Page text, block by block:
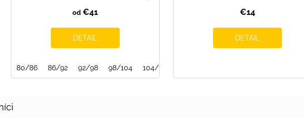
od €41
DETAIL
80/86 86/92 92/98 98/104 104/110
€14
DETAIL